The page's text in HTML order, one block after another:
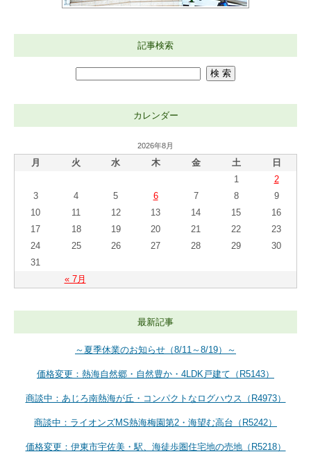
記事検索
カレンダー
2026年8月
月 火 水 木 金 土 日
« 7月
1
2
3
4 5 6 7 8
9
10
11 12 13 14 15
16
17
18 19 20 21 22
23
24
25 26 27 28 29
30
31
最新記事
～夏季休業のお知らせ（8/11～8/19）～
価格変更：熱海自然郷・自然豊か・4LDK戸建て（R5143）
商談中：あじろ南熱海が丘・コンパクトなログハウス（R4973）
商談中：ライオンズMS熱海梅園第2・海望む高台（R5242）
価格変更：伊東市宇佐美・駅、海徒歩圏住宅地の売地（R5218）